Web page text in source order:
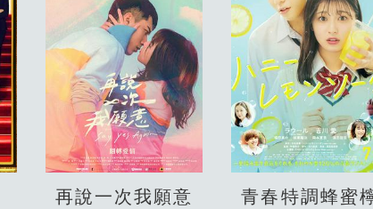
再說一次我願意
青春特調蜂蜜